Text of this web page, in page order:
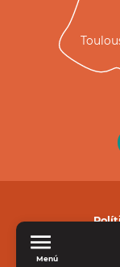
Menú